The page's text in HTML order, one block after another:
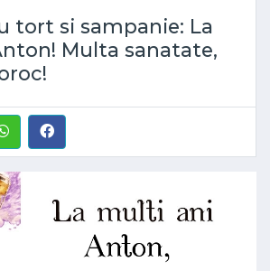
tort si sampanie: La
Multa sanatate,